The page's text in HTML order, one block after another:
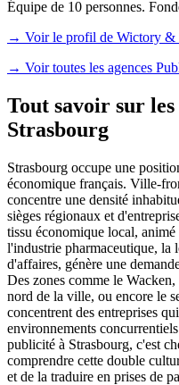
Équipe de 10 personnes.
→ Voir le profil de Wictory &
→ Voir toutes les agences
Tout savoir sur
Strasbourg
Strasbourg occupe une
économique français. Ville-
concentre une densité
sièges régionaux et
tissu économique local, animé
l'industrie pharmaceutique, la
d'affaires, génère une
Des zones comme le
nord de la ville, ou encore le
concentrent des entreprises
environnements
publicité à Strasbourg, c'est
comprendre cette double
et de la traduire en prises de